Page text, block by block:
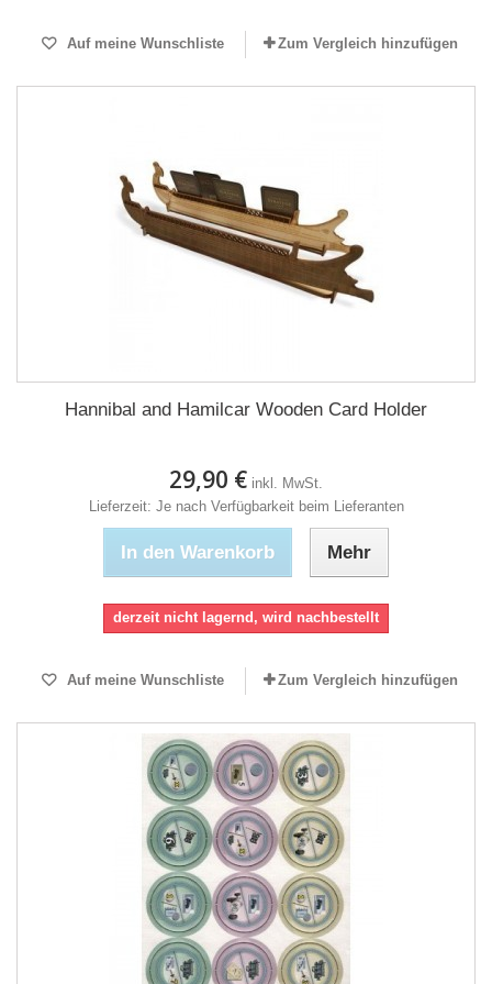
Auf meine Wunschliste Zum Vergleich hinzufügen
Hannibal and Hamilcar Wooden Card Holder
29,90 € inkl. MwSt.
Lieferzeit: Je nach Verfügbarkeit beim Lieferanten
In den Warenkorb Mehr
derzeit nicht lagernd, wird nachbestellt
Auf meine Wunschliste Zum Vergleich hinzufügen